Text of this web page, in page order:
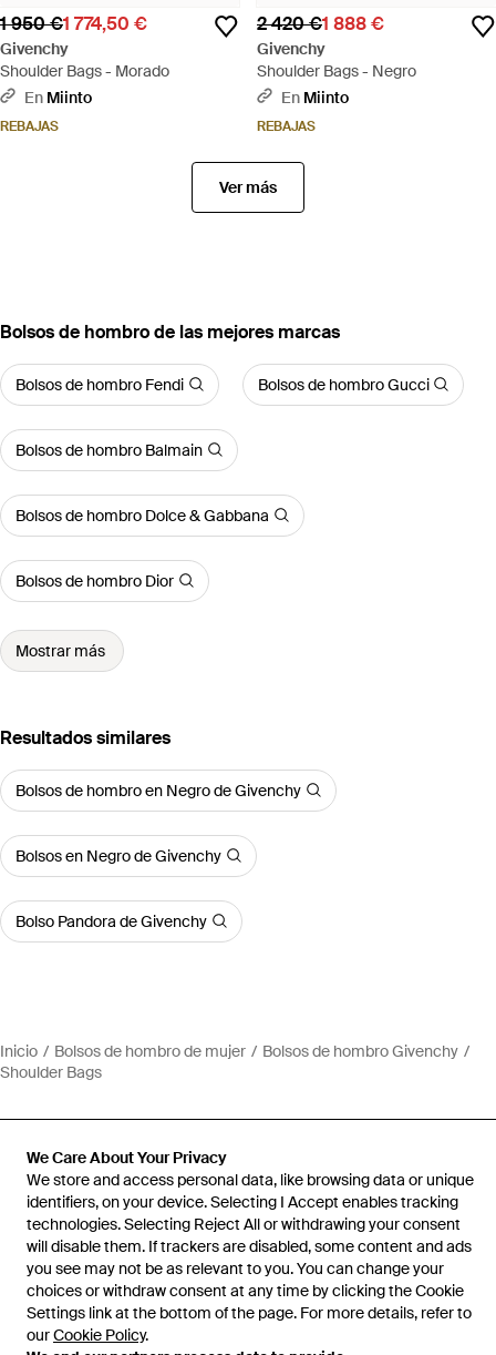
We Care About Your Privacy
We store and access personal data, like browsing data or unique
identifiers, on your device. Selecting I Accept enables tracking
technologies. Selecting Reject All or withdrawing your consent
will disable them. If trackers are disabled, some content and ads
you see may not be as relevant to you. You can change your
choices or withdraw consent at any time by clicking the Cookie
Settings link at the bottom of the page. For more details, refer to
ourCookie Policy.
1 950 €1 774,50 €
Givenchy
Shoulder Bags - Morado
En Miinto
REBAJAS
2 420 €1 888 €
Givenchy
Shoulder Bags - Negro
En Miinto
REBAJAS
Ver más
Bolsos de hombro de las mejores marcas
Bolsos de hombro Fendi Bolsos de hombro Gucci
Bolsos de hombro Balmain
Bolsos de hombro Dolce & Gabbana
Bolsos de hombro Dior
Mostrar más
Resultados similares
Bolsos de hombro en Negro de Givenchy
Bolsos en Negro de Givenchy
Bolso Pandora de Givenchy
Inicio Bolsos de hombro de mujer
Bolsos de hombro Givenchy
Shoulder Bags
Ayuda e información